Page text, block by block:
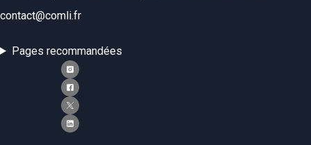
contact@comli.fr
Pages recommandées